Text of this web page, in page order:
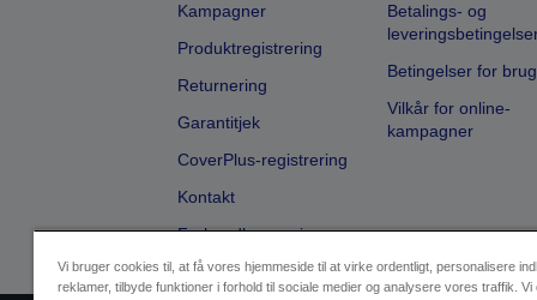
Kampagner
Produktregistrering
Returnering
Garantitjek
CoverPlus-registrering
Kontakt
Forhandlersøgning
Betalings- og
Betingelser for brug
Vilkår for online-
kampagner
Vi bruger cookies til, at få vores hjemmeside til at virke ordentligt, personalisere
reklamer, tilbyde funktioner i forhold til sociale medier og analysere vores traffik. Vi